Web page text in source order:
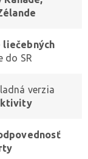
liečebných
do SR
verzia